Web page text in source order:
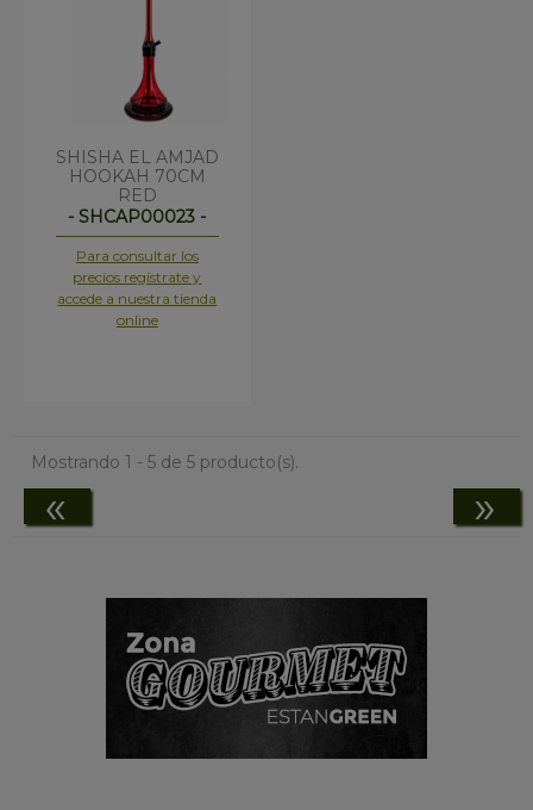
SHISHA EL AMJAD
HOOKAH 70CM
RED
- SHCAP00023 -
Para consultar los
precios regístrate y
accede a nuestra tienda
online
Mostrando 1 - 5 de 5 producto(s).
« »